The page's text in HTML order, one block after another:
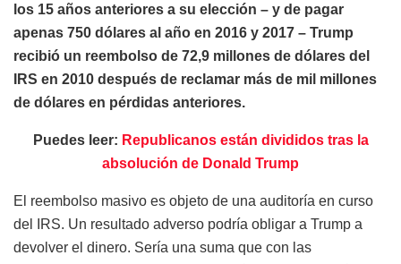
los 15 años anteriores a su elección – y de pagar
apenas 750 dólares al año en 2016 y 2017 – Trump
recibió un reembolso de 72,9 millones de dólares del
IRS en 2010 después de reclamar más de mil millones
de dólares en pérdidas anteriores.
Puedes leer: Republicanos están divididos tras la
absolución de Donald Trump
El reembolso masivo es objeto de una auditoría en curso
del IRS. Un resultado adverso podría obligar a Trump a
devolver el dinero. Sería una suma que con las